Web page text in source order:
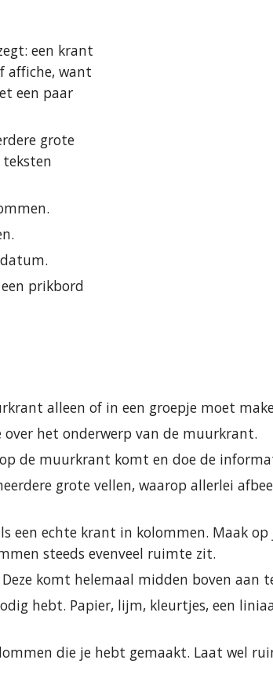
een krant
affiche, want
een paar
grote
prikbord
alleen of in een groepje moet
het onderwerp van de muurkrant.
de muurkrant komt en doe de
grote vellen, waarop allerlei
een echte krant in kolommen. Maak op
steeds evenveel ruimte zit.
komt helemaal midden boven aan
hebt. Papier, lijm, kleurtjes, een
die je hebt gemaakt. Laat wel